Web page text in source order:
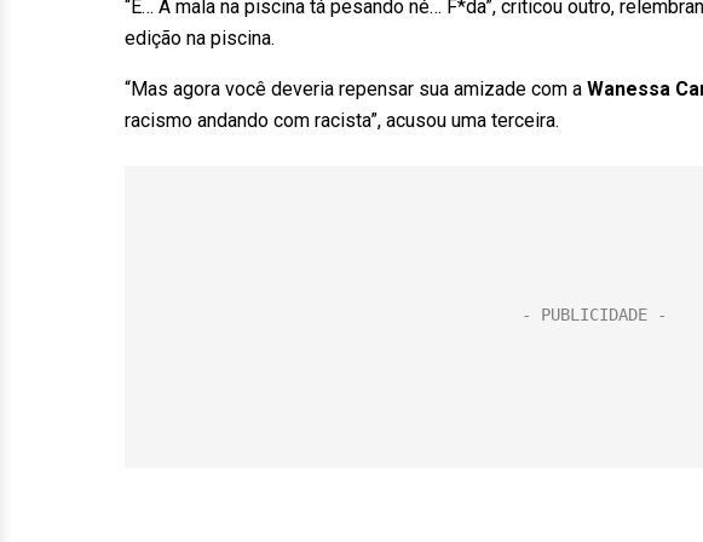
“É… A mala na piscina tá pesando né… F*da”, criticou outro,
edição na piscina.
“Mas agora você deveria repensar sua amizade com a Wanessa
racismo andando com racista”, acusou uma terceira.